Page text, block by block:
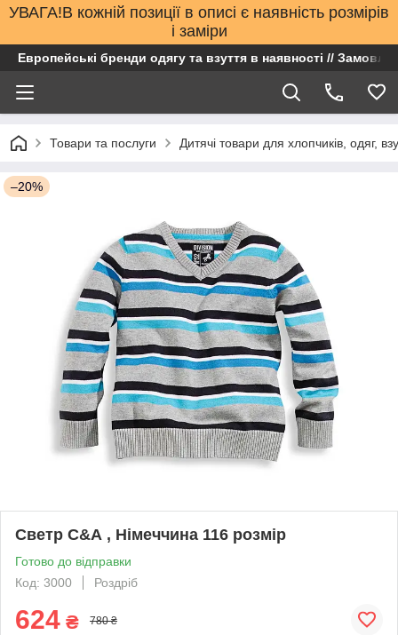
УВАГА!В кожній позиції в описі є наявність розмірів
і заміри
Европейські бренди одягу та взуття в наявності //
Товари та послуги Дитячі товари для хлопчиків, одяг,
–20%
Светр С&А , Німеччина 116 розмір
Готово до відправки
Код: 3000
Роздріб
624 ₴ 780 ₴